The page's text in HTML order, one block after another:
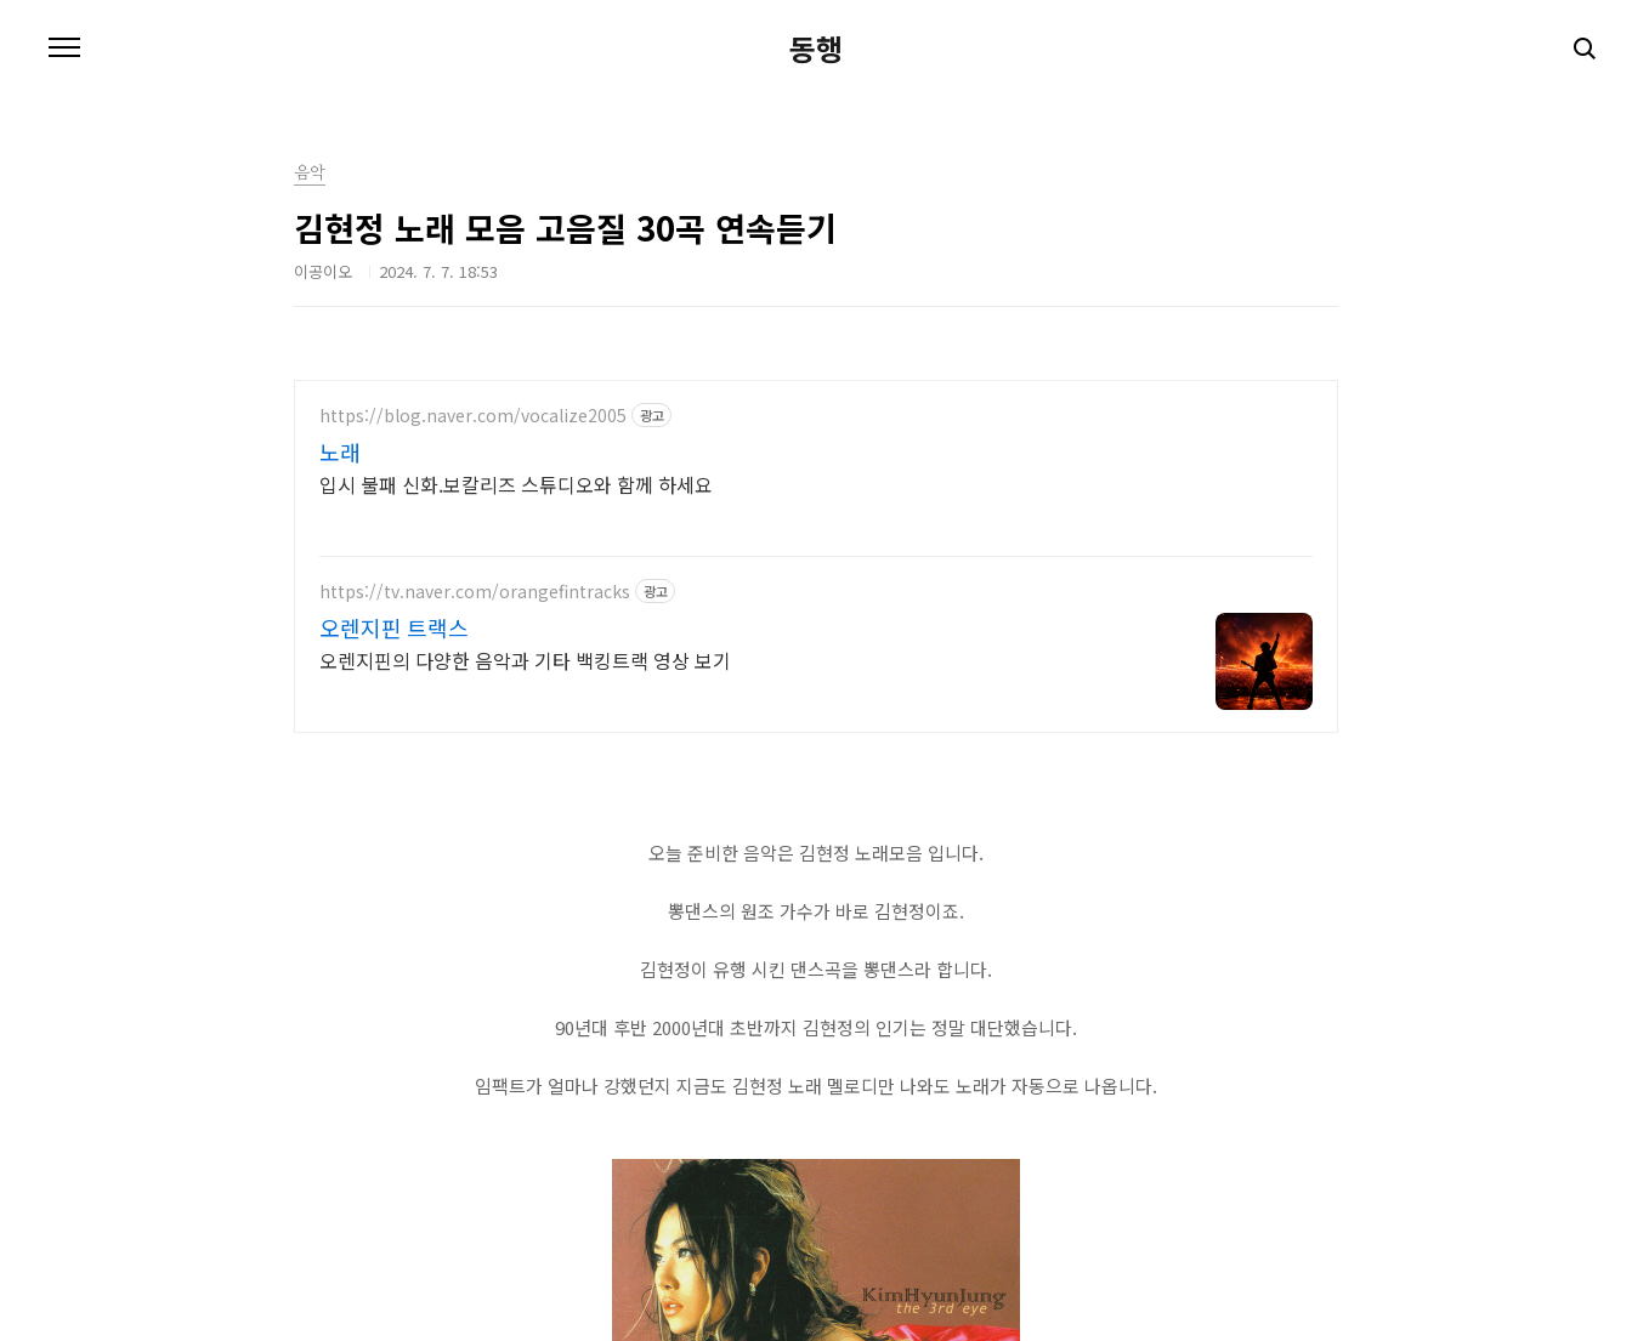
동행
음악
김현정 노래 모음 고음질 30곡 연속듣기
이공이오 2024. 7. 7. 18:53
https://blog.naver.com/vocalize2005 광고
노래
입시 불패 신화.보칼리즈 스튜디오와 함께 하세요
https://tv.naver.com/orangefintracks 광고
오렌지핀 트랙스
오렌지핀의 다양한 음악과 기타 백킹트랙 영상 보기
오늘 준비한 음악은 김현정 노래모음 입니다.
뽕댄스의 원조 가수가 바로 김현정이죠.
김현정이 유행 시킨 댄스곡을 뽕댄스라 합니다.
90년대 후반 2000년대 초반까지 김현정의 인기는 정말 대단했습니다.
임팩트가 얼마나 강했던지 지금도 김현정 노래 멜로디만 나와도 노래가 자동으로 나옵니다.